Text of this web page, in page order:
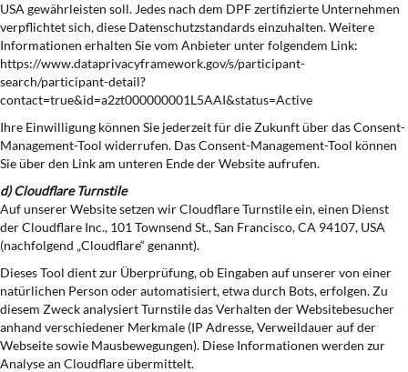
USA gewährleisten soll. Jedes nach dem DPF zertifizierte Unternehmen
verpflichtet sich, diese Datenschutzstandards einzuhalten. Weitere
Informationen erhalten Sie vom Anbieter unter folgendem Link:
https://www.dataprivacyframework.gov/s/participant-
search/participant-detail?
contact=true&id=a2zt000000001L5AAI&status=Active
Ihre Einwilligung können Sie jederzeit für die Zukunft über das Consent-
Management-Tool widerrufen. Das Consent-Management-Tool können
Sie über den Link am unteren Ende der Website aufrufen.
d) Cloudflare Turnstile
Auf unserer Website setzen wir Cloudflare Turnstile ein, einen Dienst
der Cloudflare Inc., 101 Townsend St., San Francisco, CA 94107, USA
(nachfolgend „Cloudflare“ genannt).
Dieses Tool dient zur Überprüfung, ob Eingaben auf unserer von einer
natürlichen Person oder automatisiert, etwa durch Bots, erfolgen. Zu
diesem Zweck analysiert Turnstile das Verhalten der Websitebesucher
anhand verschiedener Merkmale (IP Adresse, Verweildauer auf der
Webseite sowie Mausbewegungen). Diese Informationen werden zur
Analyse an Cloudflare übermittelt.